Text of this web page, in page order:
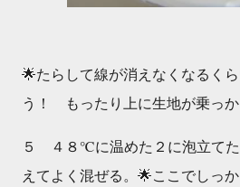
🌟たらして線が消えなくなるく
う！ もったり上に生地が乗っか
５ ４８℃に温めた２に泡立てた
えてよく混ぜる。🌟ここでしっ